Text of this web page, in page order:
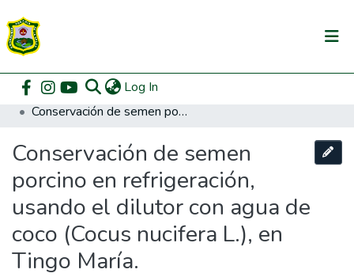
Log In
Communities & Collections
All of DSpace
DSpace Statistics
Home Pregrado Facultad de Zootecnia
Conservación de semen porcino en refrigeración, usando el dilutor con agua de coco (Cocus nucifera L.), en Tingo María.
Conservación de semen
porcino en refrigeración,
usando el dilutor con agua de
coco (Cocus nucifera L.), en
Tingo María.